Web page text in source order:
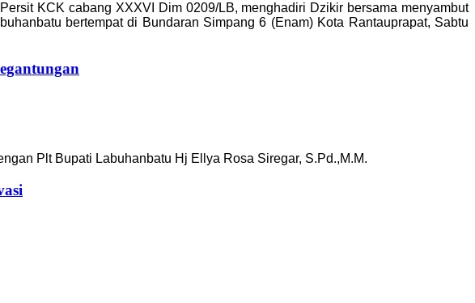
KCK cabang XXXVI Dim 0209/LB, menghadiri Dzikir bersama menyambut
bertempat di Bundaran Simpang 6 (Enam) Kota Rantauprapat, Sabtu
Plt Bupati Labuhanbatu Hj Ellya Rosa Siregar, S.Pd.,M.M.